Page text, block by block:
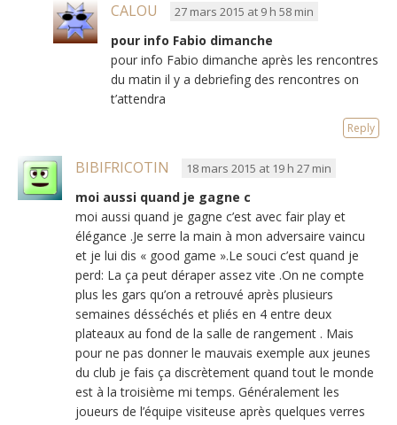
CALOU 27 mars 2015 at 9 h 58 min
pour info Fabio dimanche
pour info Fabio dimanche après les rencontres
du matin il y a debriefing des rencontres on
t’attendra
Reply
BIBIFRICOTIN 18 mars 2015 at 19 h 27 min
moi aussi quand je gagne c
moi aussi quand je gagne c’est avec fair play et
élégance .Je serre la main à mon adversaire vaincu
et je lui dis « good game ».Le souci c’est quand je
perd: La ça peut déraper assez vite .On ne compte
plus les gars qu’on a retrouvé après plusieurs
semaines désséchés et pliés en 4 entre deux
plateaux au fond de la salle de rangement . Mais
pour ne pas donner le mauvais exemple aux jeunes
du club je fais ça discrètement quand tout le monde
est à la troisième mi temps. Généralement les
joueurs de l’équipe visiteuse après quelques verres